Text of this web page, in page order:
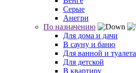
Серые
Анегри
По назначению
Для дома и дачи
В сауну и баню
Для ванной и туалета
Для детской
В квартиру